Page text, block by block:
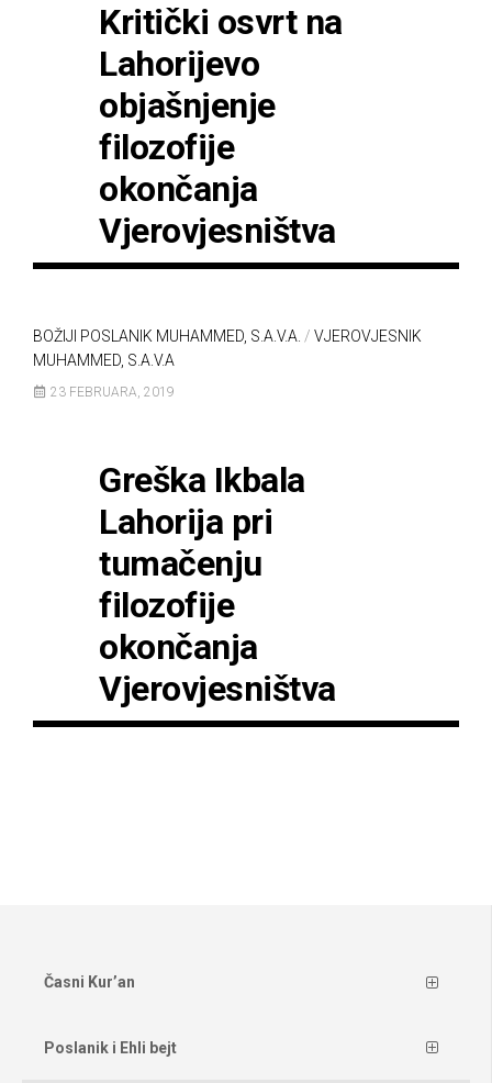
Kritički osvrt na
Lahorijevo
objašnjenje
filozofije
okončanja
Vjerovjesništva
BOŽIJI POSLANIK MUHAMMED, S.A.V.A. / VJEROVJESNIK
MUHAMMED, S.A.V.A
23 FEBRUARA, 2019
Greška Ikbala
Lahorija pri
tumačenju
filozofije
okončanja
Vjerovjesništva
Časni Kur’an
Poslanik i Ehli bejt